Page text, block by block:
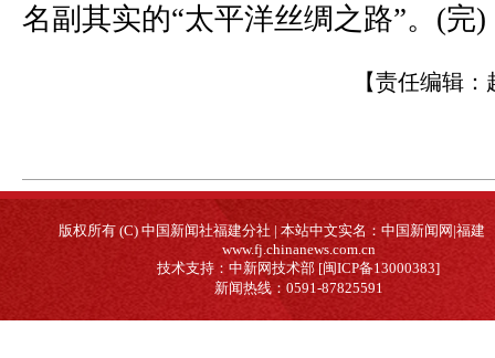
名副其实的“太平洋丝绸之路”。(完)
【责任编辑：
版权所有 (C) 中国新闻社福建分社 | 本站中文实名：中国新闻网|福建
www.fj.chinanews.com.cn
技术支持：中新网技术部 [闽ICP备13000383]
新闻热线：0591-87825591